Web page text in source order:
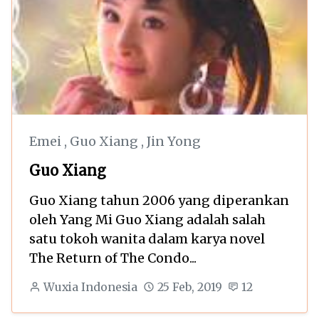
Emei , Guo Xiang , Jin Yong
Guo Xiang
Guo Xiang tahun 2006 yang diperankan
oleh Yang Mi Guo Xiang adalah salah
satu tokoh wanita dalam karya novel
The Return of The Condo...
Wuxia Indonesia 25 Feb, 2019 12